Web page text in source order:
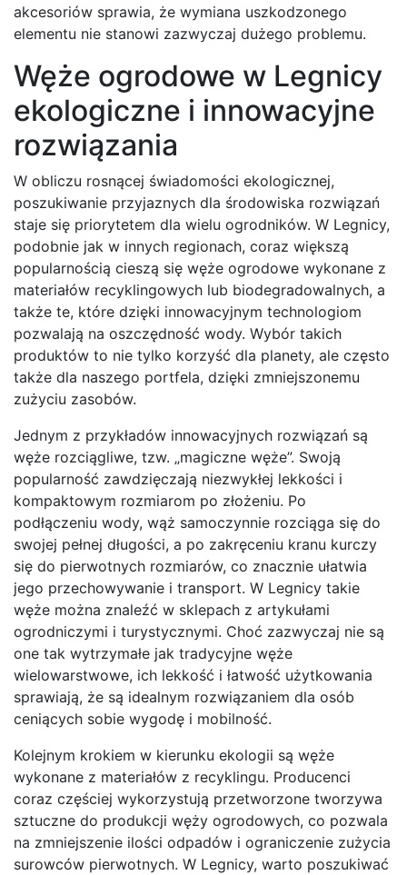
akcesoriów sprawia, że wymiana uszkodzonego
elementu nie stanowi zazwyczaj dużego problemu.
Węże ogrodowe w Legnicy
ekologiczne i innowacyjne
rozwiązania
W obliczu rosnącej świadomości ekologicznej,
poszukiwanie przyjaznych dla środowiska rozwiązań
staje się priorytetem dla wielu ogrodników. W Legnicy,
podobnie jak w innych regionach, coraz większą
popularnością cieszą się węże ogrodowe wykonane z
materiałów recyklingowych lub biodegradowalnych, a
także te, które dzięki innowacyjnym technologiom
pozwalają na oszczędność wody. Wybór takich
produktów to nie tylko korzyść dla planety, ale często
także dla naszego portfela, dzięki zmniejszonemu
zużyciu zasobów.
Jednym z przykładów innowacyjnych rozwiązań są
węże rozciągliwe, tzw. „magiczne węże”. Swoją
popularność zawdzięczają niezwykłej lekkości i
kompaktowym rozmiarom po złożeniu. Po
podłączeniu wody, wąż samoczynnie rozciąga się do
swojej pełnej długości, a po zakręceniu kranu kurczy
się do pierwotnych rozmiarów, co znacznie ułatwia
jego przechowywanie i transport. W Legnicy takie
węże można znaleźć w sklepach z artykułami
ogrodniczymi i turystycznymi. Choć zazwyczaj nie są
one tak wytrzymałe jak tradycyjne węże
wielowarstwowe, ich lekkość i łatwość użytkowania
sprawiają, że są idealnym rozwiązaniem dla osób
ceniących sobie wygodę i mobilność.
Kolejnym krokiem w kierunku ekologii są węże
wykonane z materiałów z recyklingu. Producenci
coraz częściej wykorzystują przetworzone tworzywa
sztuczne do produkcji węży ogrodowych, co pozwala
na zmniejszenie ilości odpadów i ograniczenie zużycia
surowców pierwotnych. W Legnicy, warto poszukiwać